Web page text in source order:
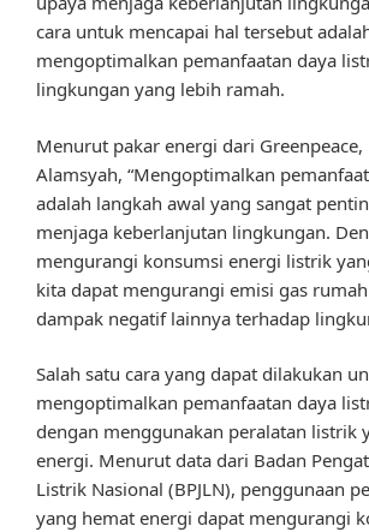
cara untuk mencapai hal tersebut
mengoptimalkan pemanfaatan daya
lingkungan yang lebih ramah.
Menurut pakar energi dari Greenpeace,
Alamsyah, “Mengoptimalkan
adalah langkah awal yang sangat
menjaga keberlanjutan lingkungan.
mengurangi konsumsi energi listrik
kita dapat mengurangi emisi gas
dampak negatif lainnya terhadap
Salah satu cara yang dapat dilakukan
mengoptimalkan pemanfaatan daya
dengan menggunakan peralatan listrik
energi. Menurut data dari Badan
Listrik Nasional (BPJLN), penggunaan
yang hemat energi dapat mengurangi